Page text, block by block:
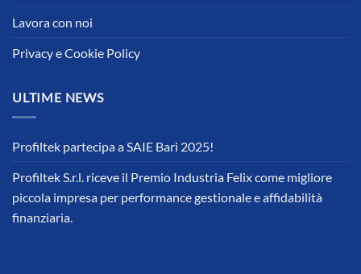
Lavora con noi
Privacy e Cookie Policy
ULTIME NEWS
Profiltek partecipa a SAIE Bari 2025!
Profiltek S.r.l. riceve il Premio Industria Felix come migliore
piccola impresa per performance gestionale e affidabilità
finanziaria.